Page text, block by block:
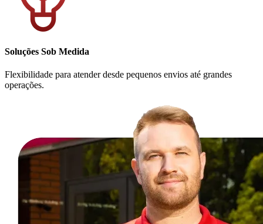
Soluções Sob Medida
Flexibilidade para atender desde pequenos envios até grandes
operações.